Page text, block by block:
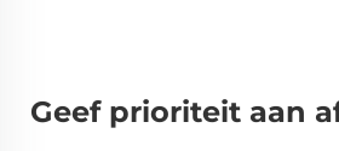
Geef prioriteit aan